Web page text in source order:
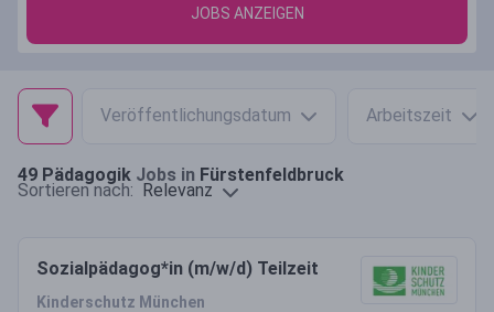
JOBS ANZEIGEN
Veröffentlichungsdatum Arbeitszeit
49 Pädagogik Jobs in Fürstenfeldbruck
Sortieren nach: Relevanz
Sozialpädagog*in (m/w/d) Teilzeit
Kinderschutz München